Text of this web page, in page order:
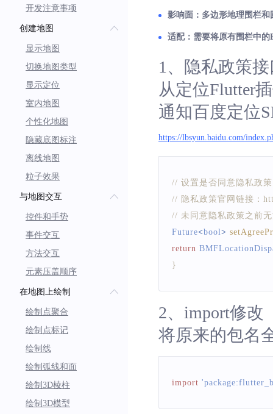
开发注意事项
创建地图
显示地图
切换地图类型
显示定位
室内地图
个性化地图
隐藏底图标注
离线地图
粒子效果
与地图交互
控件和手势
事件交互
方法交互
元素压盖顺序
在地图上绘制
绘制点聚合
绘制点标记
绘制线
绘制弧线和面
绘制3D棱柱
绘制3D模型
影响面：多边形地理围栏和
适配：需要将原有围栏中
1、隐私政策
从定位Flutter
通知百度定位
https://lbsyun.baidu.com/
// 设置是否同意隐私政策
// 隐私政策官网链接：
// 未同意隐私政策之前
Future<bool>
return
}
2、import修改
将原来的包名
import